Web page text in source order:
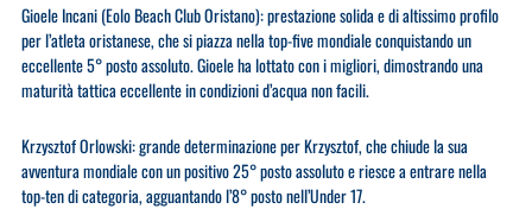
​Gioele Incani (Eolo Beach Club Oristano): prestazione solida e di altissimo profilo
per l’atleta oristanese, che si piazza nella top-five mondiale conquistando un
eccellente 5° posto assoluto. Gioele ha lottato con i migliori, dimostrando una
maturità tattica eccellente in condizioni d’acqua non facili.
​Krzysztof Orlowski: grande determinazione per Krzysztof, che chiude la sua
avventura mondiale con un positivo 25° posto assoluto e riesce a entrare nella
top-ten di categoria, agguantando l’8° posto nell’Under 17.